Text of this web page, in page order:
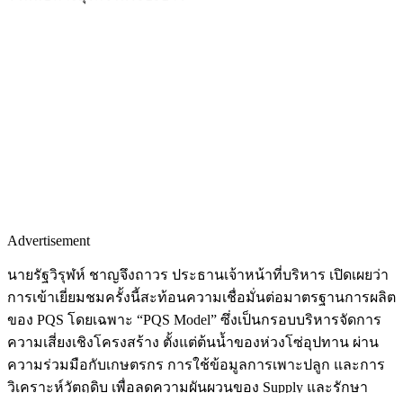
Advertisement
นายรัฐวิรุฬห์ ชาญจึงถาวร ประธานเจ้าหน้าที่บริหาร เปิดเผยว่า
การเข้าเยี่ยมชมครั้งนี้สะท้อนความเชื่อมั่นต่อมาตรฐานการผลิต
ของ PQS โดยเฉพาะ “PQS Model” ซึ่งเป็นกรอบบริหารจัดการ
ความเสี่ยงเชิงโครงสร้าง ตั้งแต่ต้นน้ำของห่วงโซ่อุปทาน ผ่าน
ความร่วมมือกับเกษตรกร การใช้ข้อมูลการเพาะปลูก และการ
วิเคราะห์วัตถุดิบ เพื่อลดความผันผวนของ Supply และรักษา